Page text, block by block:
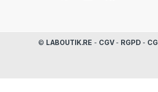
© LABOUTIK.RE - CGV- RGPD -